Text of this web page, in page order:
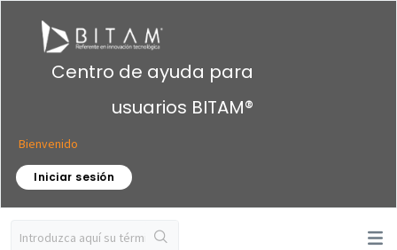
Centro de ayuda para
usuarios BITAM®
Bienvenido
Iniciar sesión